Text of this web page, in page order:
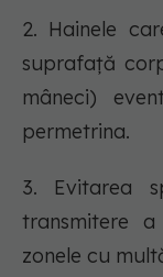
2. Hainele
suprafață
mâneci)
permetrina.
3. Evitarea
transmitere
zonele cu